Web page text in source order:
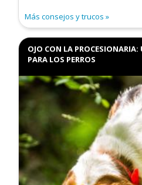
Más consejos y trucos
OJO CON LA
PARA LOS PERROS